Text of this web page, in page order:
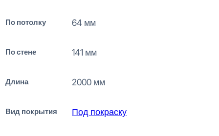
По потолку 64 мм
По стене 141 мм
Длина 2000 мм
Вид покрытия Под покраску